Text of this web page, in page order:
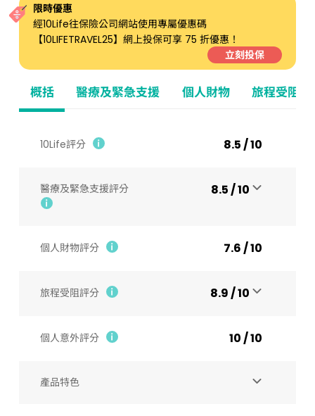
概括 醫療及緊急支援 個人財物 旅程受阻
限時優惠
經10Life往保險公司網站使用專屬優惠碼
【10LIFETRAVEL25】網上投保可享 75 折優惠！
立刻投保
10Life評分 8.5 / 10
醫療及緊急支援評分 8.5 / 10
個人財物評分 7.6 / 10
旅程受阻評分 8.9 / 10
個人意外評分 10 / 10
產品特色